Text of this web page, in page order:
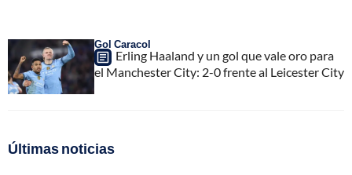
Gol Caracol
Erling Haaland y un gol que vale oro para
el Manchester City: 2-0 frente al Leicester City
Últimas noticias